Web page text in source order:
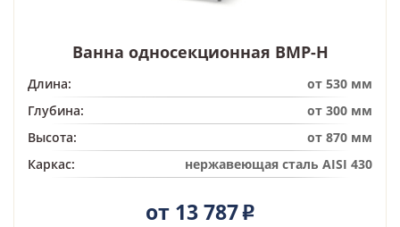
Ванна односекционная ВМР-Н
Длина:
от 530 мм
Глубина:
от 300 мм
Высота:
от 870 мм
Каркас:
нержавеющая сталь AISI 430
от 13 787Р